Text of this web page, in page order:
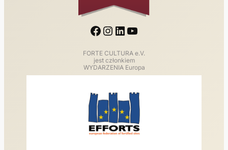
Facebook Instagram LinkedIn YouTube
FORTE CULTURA e.V.
jest członkiem
WYDARZENIA Europa